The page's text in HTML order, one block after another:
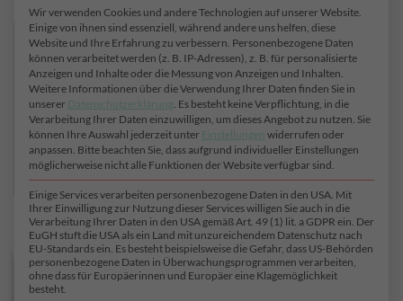
Filter
Farbe
Muster
Material
Stoffart
Im Angebot Show out of stock products
Wir verwenden Cookies und andere Technologien auf unserer Website.
Einige von ihnen sind essenziell, während andere uns helfen, diese
Website und Ihre Erfahrung zu verbessern. Personenbezogene Daten
können verarbeitet werden (z. B. IP-Adressen), z. B. für personalisierte
Anzeigen und Inhalte oder die Messung von Anzeigen und Inhalten.
Weitere Informationen über die Verwendung Ihrer Daten finden Sie in
unserer Datenschutzerklärung. Es besteht keine Verpflichtung, in die
Verarbeitung Ihrer Daten einzuwilligen, um dieses Angebot zu nutzen. Sie
können Ihre Auswahl jederzeit unter Einstellungen widerrufen oder
anpassen. Bitte beachten Sie, dass aufgrund individueller Einstellungen
möglicherweise nicht alle Funktionen der Website verfügbar sind.
Einige Services verarbeiten personenbezogene Daten in den USA. Mit
Ihrer Einwilligung zur Nutzung dieser Services willigen Sie auch in die
Verarbeitung Ihrer Daten in den USA gemäß Art. 49 (1) lit. a GDPR ein. Der
EuGH stuft die USA als ein Land mit unzureichendem Datenschutz nach
EU-Standards ein. Es besteht beispielsweise die Gefahr, dass US-Behörden
personenbezogene Daten in Überwachungsprogrammen verarbeiten,
ohne dass für Europäerinnen und Europäer eine Klagemöglichkeit
besteht.